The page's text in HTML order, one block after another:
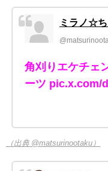
ミラノ☆
角刈りエケチェ
ーツ pic.x.com/
（出典 @matsurinootaku）